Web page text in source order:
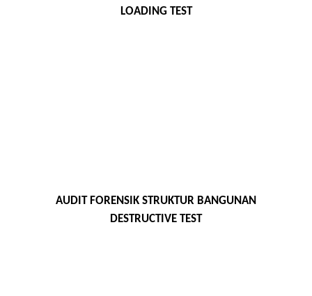
LOADING TEST
AUDIT FORENSIK STRUKTUR BANGUNAN
DESTRUCTIVE TEST